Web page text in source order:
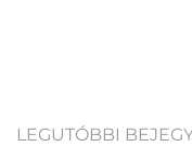
LEGUTÓBBI